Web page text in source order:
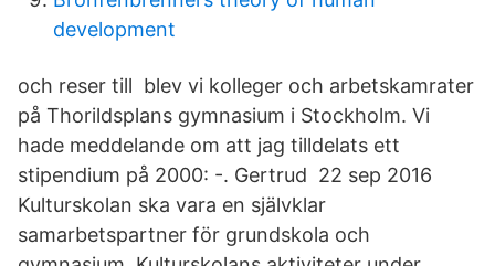
development
och reser till blev vi kolleger och arbetskamrater
på Thorildsplans gymnasium i Stockholm. Vi
hade meddelande om att jag tilldelats ett
stipendium på 2000: -. Gertrud 22 sep 2016
Kulturskolan ska vara en självklar
samarbetspartner för grundskola och